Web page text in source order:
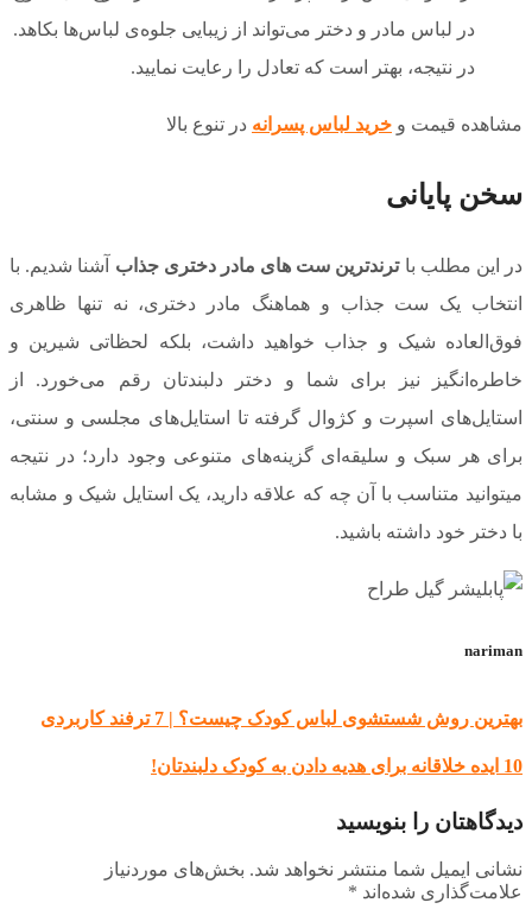
در لباس مادر و دختر می‌تواند از زیبایی جلوه‌ی لباس‌ها بکاهد.
در نتیجه، بهتر است که تعادل را رعایت نمایید.
مشاهده قیمت و خرید لباس پسرانه در تنوع بالا
سخن پایانی
در این مطلب باترندترین ست های مادر دختری جذاب آشنا شدیم. با
انتخاب یک ست جذاب و هماهنگ مادر دختری، نه تنها ظاهری
فوق‌العاده شیک و جذاب خواهید داشت، بلکه لحظاتی شیرین و
خاطره‌انگیز نیز برای شما و دختر دلبندتان رقم می‌خورد. از
استایل‌های اسپرت و کژوال گرفته تا استایل‌های مجلسی و سنتی،
برای هر سبک و سلیقه‌ای گزینه‌های متنوعی وجود دارد؛ در نتیجه
می‎توانید متناسب با آن چه که علاقه دارید، یک استایل شیک و مشابه
با دختر خود داشته باشید.
nariman
بهترین روش شستشوی لباس کودک چیست؟ | 7 ترفند کاربردی
10 ایده خلاقانه برای هدیه دادن به کودک دلبندتان!
دیدگاهتان را بنویسید
نشانی ایمیل شما منتشر نخواهد شد. بخش‌های موردنیاز
علامت‌گذاری شده‌اند *